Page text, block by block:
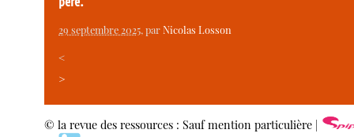
29 septembre 2025, parNicolas Losson
<
>
© la revue des ressources : Sauf mention particulière |